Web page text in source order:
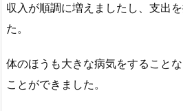
収入が順調に増えましたし、支出
た。
体のほうも大きな病気をすること
ことができました。